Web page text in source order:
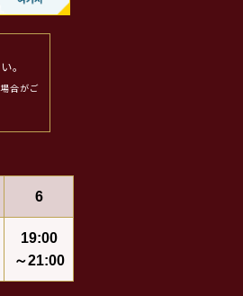
。
合がご
6
19:00
～21:00